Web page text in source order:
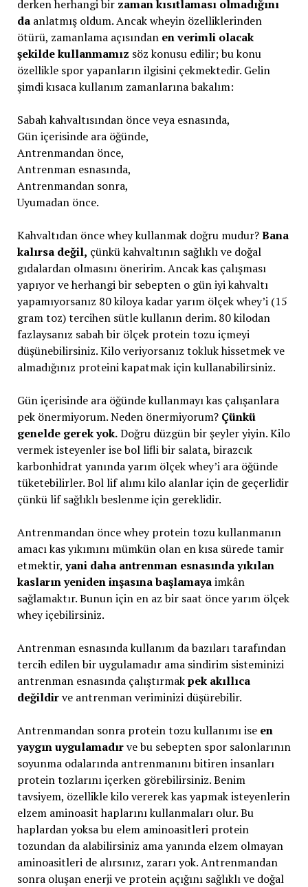
derken herhangi bir zaman kısıtlaması olmadığını
daanlatmış oldum. Ancak wheyin özelliklerinden
ötürü, zamanlama açısından en verimli olacak
şekilde kullanmamız söz konusu edilir; bu konu
özellikle spor yapanların ilgisini çekmektedir. Gelin
şimdi kısaca kullanım zamanlarına bakalım:
Sabah kahvaltısından önce veya esnasında,
Gün içerisinde ara öğünde,
Antrenmandan önce,
Antrenman esnasında,
Antrenmandan sonra,
Uyumadan önce.
Kahvaltıdan önce whey kullanmak doğru mudur?Bana
kalırsa değil, çünkü kahvaltının sağlıklı ve doğal
gıdalardan olmasını öneririm. Ancak kas çalışması
yapıyor ve herhangi bir sebepten o gün iyi kahvaltı
yapamıyorsanız 80 kiloya kadar yarım ölçek whey’i (15
gram toz) tercihen sütle kullanın derim. 80 kilodan
fazlaysanız sabah bir ölçek protein tozu içmeyi
düşünebilirsiniz. Kilo veriyorsanız tokluk hissetmek ve
almadığınız proteini kapatmak için kullanabilirsiniz.
Gün içerisinde ara öğünde kullanmayı kas çalışanlara
pek önermiyorum. Neden önermiyorum? Çünkü
genelde gerek yok.Doğru düzgün bir şeyler yiyin. Kilo
vermek isteyenler ise bol lifli bir salata, birazcık
karbonhidrat yanında yarım ölçek whey’i ara öğünde
tüketebilirler. Bol lif alımı kilo alanlar için de geçerlidir
çünkü lif sağlıklı beslenme için gereklidir.
Antrenmandan önce whey protein tozu kullanmanın
amacı kas yıkımını mümkün olan en kısa sürede tamir
etmektir,yani daha antrenman esnasında yıkılan
kasların yeniden inşasına başlamayaimkân
sağlamaktır. Bunun için en az bir saat önce yarım ölçek
whey içebilirsiniz.
Antrenman esnasında kullanım da bazıları tarafından
tercih edilen bir uygulamadır ama sindirim sisteminizi
antrenman esnasında çalıştırmakpek akıllıca
değildirve antrenman veriminizi düşürebilir.
Antrenmandan sonra protein tozu kullanımı ise en
yaygın uygulamadırve bu sebepten spor salonlarının
soyunma odalarında antrenmanını bitiren insanları
protein tozlarını içerken görebilirsiniz. Benim
tavsiyem, özellikle kilo vererek kas yapmak isteyenlerin
elzem aminoasit haplarını kullanmaları olur. Bu
haplardan yoksa bu elem aminoasitleri protein
tozundan da alabilirsiniz ama yanında elzem olmayan
aminoasitleri de alırsınız, zararı yok. Antrenmandan
sonra oluşan enerji ve protein açığını sağlıklı ve doğal